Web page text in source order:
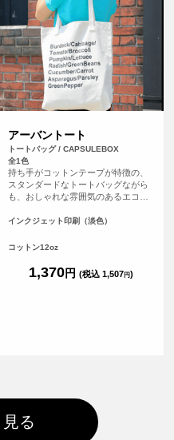
アーバントート
トートバッグ / CAPSULEBOX
全1色
持ち手がコットンテープが特徴の、
スタンダードなトートバッグながら
も、おしゃれな雰囲気のあるエコバ
余裕をもってかけることが可能で
で、普段のメインバッグとしても使
インクジェット印刷（淡色）
コットン12oz
1,370円 (税込 1,507円)
る